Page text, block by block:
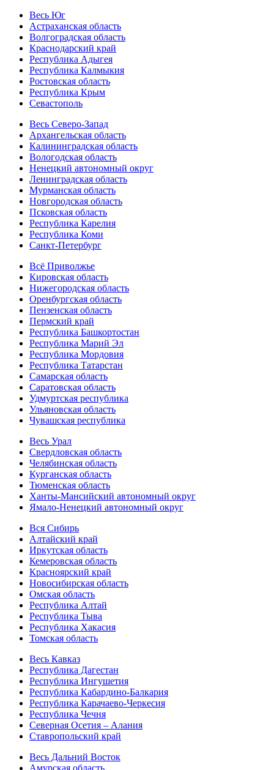
Весь Юг
Астраханская область
Волгоградская область
Краснодарский край
Республика Адыгея
Республика Калмыкия
Ростовская область
Республика Крым
Севастополь
Весь Северо-Запад
Архангельская область
Калининградская область
Вологодская область
Ненецкий автономный округ
Ленинградская область
Мурманская область
Новгородская область
Псковская область
Республика Карелия
Республика Коми
Санкт-Петербург
Всё Приволжье
Кировская область
Нижегородская область
Оренбургская область
Пензенская область
Пермский край
Республика Башкортостан
Республика Марий Эл
Республика Мордовия
Республика Татарстан
Самарская область
Саратовская область
Удмуртская республика
Ульяновская область
Чувашская республика
Весь Урал
Свердловская область
Челябинская область
Курганская область
Тюменская область
Ханты-Мансийский автономный округ
Ямало-Ненецкий автономный округ
Вся Сибирь
Алтайский край
Иркутская область
Кемеровская область
Красноярский край
Новосибирская область
Омская область
Республика Алтай
Республика Тыва
Республика Хакасия
Томская область
Весь Кавказ
Республика Дагестан
Республика Ингушетия
Республика Кабардино-Балкария
Республика Карачаево-Черкесия
Республика Чечня
Северная Осетия – Алания
Ставропольский край
Весь Дальний Восток
Амурская область